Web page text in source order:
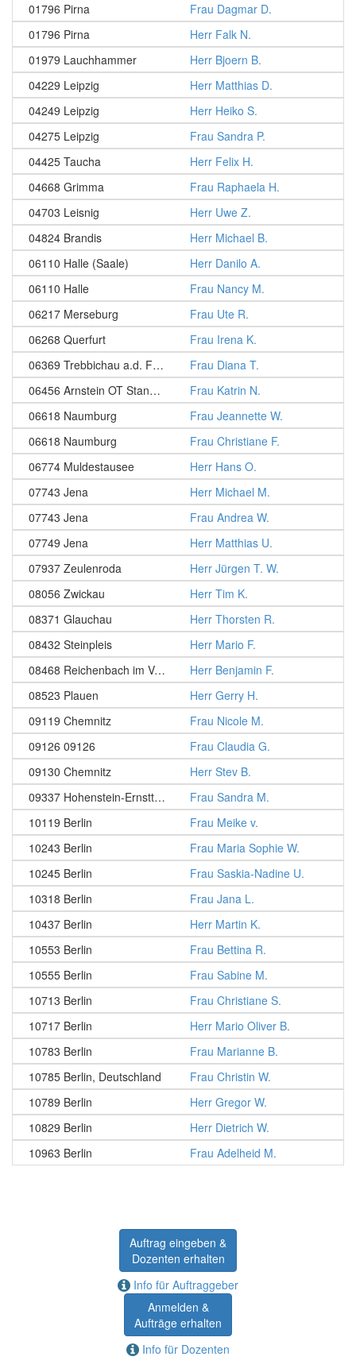
01796 Pirna
Frau Dagmar D.
01796 Pirna
Herr Falk N.
01979 Lauchhammer
Herr Bjoern B.
04229 Leipzig
Herr Matthias D.
04249 Leipzig
Herr Heiko S.
04275 Leipzig
Frau Sandra P.
04425 Taucha
Herr Felix H.
04668 Grimma
Frau Raphaela H.
04703 Leisnig
Herr Uwe Z.
04824 Brandis
Herr Michael B.
06110 Halle (Saale)
Herr Danilo A.
06110 Halle
Frau Nancy M.
06217 Merseburg
Frau Ute R.
06268 Querfurt
Frau Irena K.
06369 Trebbichau a.d. Fuhne/ Südliches Anhalt
Frau Diana T.
06456 Arnstein OT Stangerode
Frau Katrin N.
06618 Naumburg
Frau Jeannette W.
06618 Naumburg
Frau Christiane F.
06774 Muldestausee
Herr Hans O.
07743 Jena
Herr Michael M.
07743 Jena
Frau Andrea W.
07749 Jena
Herr Matthias U.
07937 Zeulenroda
Herr Jürgen T. W.
08056 Zwickau
Herr Tim K.
08371 Glauchau
Herr Thorsten R.
08432 Steinpleis
Herr Mario F.
08468 Reichenbach im Vogtland
Herr Benjamin F.
08523 Plauen
Herr Gerry H.
09119 Chemnitz
Frau Nicole M.
09126 09126
Frau Claudia G.
09130 Chemnitz
Herr Stev B.
09337 Hohenstein-Ernstthal
Frau Sandra M.
10119 Berlin
Frau Meike v.
10243 Berlin
Frau Maria Sophie W.
10245 Berlin
Frau Saskia-Nadine U.
10318 Berlin
Frau Jana L.
10437 Berlin
Herr Martin K.
10553 Berlin
Frau Bettina R.
10555 Berlin
Frau Sabine M.
10713 Berlin
Frau Christiane S.
10717 Berlin
Herr Mario Oliver B.
10783 Berlin
Frau Marianne B.
10785 Berlin, Deutschland
Frau Christin W.
10789 Berlin
Herr Gregor W.
10829 Berlin
Herr Dietrich W.
10963 Berlin
Frau Adelheid M.
Auftrag eingeben &
Dozenten erhalten
Info für Auftraggeber
Anmelden &
Aufträge erhalten
Info für Dozenten